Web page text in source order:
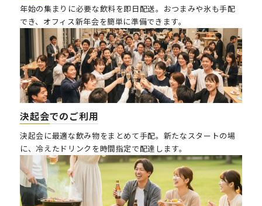
年始の集まりに必要な飲料を即日配送。おつまみや氷も手配
でき、オフィス新年会を簡単に準備できます。
決起会でのご利用
決起会に最適な飲み物をまとめて手配。新たなスタートの場
に、冷えたドリンクを時間指定で配達します。